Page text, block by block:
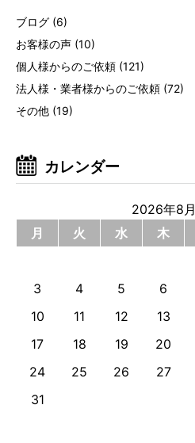
ブログ (6)
お客様の声 (10)
個人様からのご依頼 (121)
法人様・業者様からのご依頼 (72)
その他 (19)
カレンダー
2026年8月
月
火 水 木
3
4 5 6
10
11 12 13
17
18 19 20
24
25 26 27
31